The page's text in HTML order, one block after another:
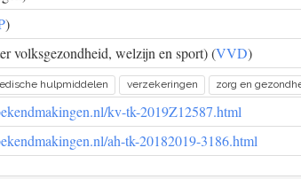
)
volksgezondheid, welzijn en sport) (VVD)
hulpmiddelen verzekeringen zorg en
kv-tk-2019Z12587.html
ah-tk-20182019-3186.html